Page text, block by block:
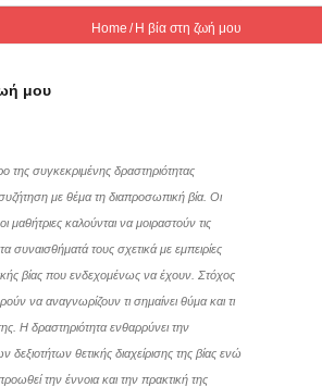
Home Η βία στη ζωή μου
μου
της συγκεκριμένης δραστηριότητας
με θέμα τη διαπροσωπική βία. Οι
μαθήτριες καλούνται να μοιραστούν τις
συναισθήματά τους σχετικά με εμπειρίες
βίας που ενδεχομένως να έχουν. Στόχος
να αναγνωρίζουν τι σημαίνει θύμα και τι
Η δραστηριότητα ενθαρρύνει την
δεξιοτήτων θετικής διαχείρισης της βίας ενώ
την έννοια και την πρακτική της